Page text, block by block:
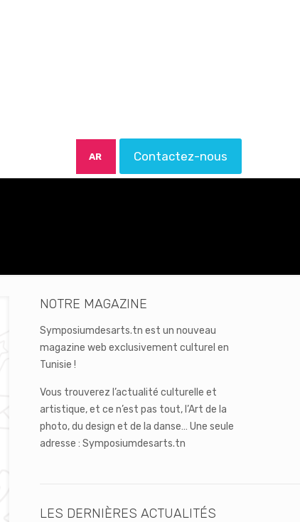
AR Contactez-nous
NOTRE MAGAZINE
Symposiumdesarts.tn est un nouveau
magazine web exclusivement culturel en
Tunisie !
Vous trouverez l’actualité culturelle et
artistique, et ce n’est pas tout, l’Art de la
photo, du design et de la danse… Une seule
adresse : Symposiumdesarts.tn
LES DERNIÈRES ACTUALITÉS